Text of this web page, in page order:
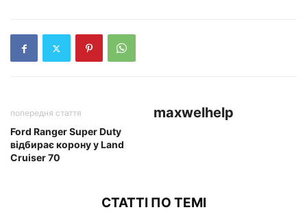
попередня стаття
Ford Ranger Super Duty
відбирає корону у Land
Cruiser 70
maxwelhelp
СТАТТІ ПО ТЕМІ